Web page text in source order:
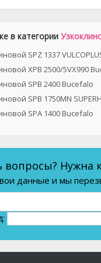
в категории
SPZ 1337
XPB 2500/5VX990
SPB 2400 Bucefalo
SPB 1750MN
SPA 1400 Bucefalo
вопросы? Нужна
данные и мы